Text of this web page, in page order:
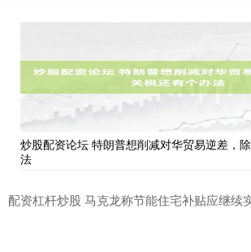
炒股配资论坛 特朗普想削减对华贸易逆差，
法
配资杠杆炒股 马克龙称节能住宅补贴应继续